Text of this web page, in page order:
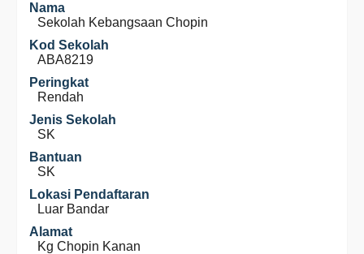
Nama
Sekolah Kebangsaan Chopin
Kod Sekolah
ABA8219
Peringkat
Rendah
Jenis Sekolah
SK
Bantuan
SK
Lokasi Pendaftaran
Luar Bandar
Alamat
Kg Chopin Kanan